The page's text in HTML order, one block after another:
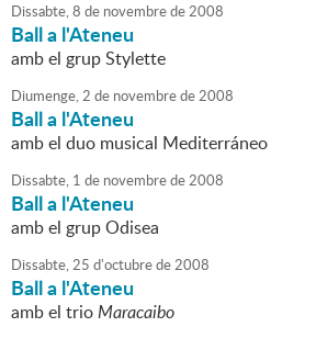
Dissabte,8 de novembrede2008
Ball a l'Ateneu
amb el grup Stylette
Diumenge,2 de novembrede2008
Ball a l'Ateneu
amb el duo musical Mediterráneo
Dissabte, 1 de novembrede2008
Ball a l'Ateneu
amb el grup Odisea
Dissabte,25 d'octubrede2008
Ball a l'Ateneu
amb el trioMaracaibo